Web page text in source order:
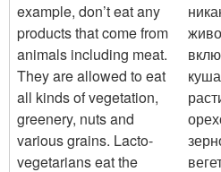
example, don’t eat any
products that come from
animals including meat.
They are allowed to eat
all kinds of vegetation,
greenery, nuts and
various grains. Lacto-
vegetarians eat the